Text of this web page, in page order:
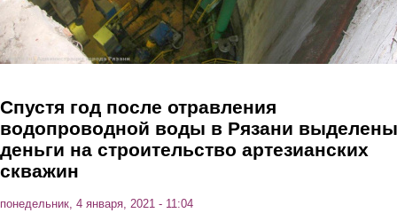
Спустя год после отравления
водопроводной воды в Рязани выделены
деньги на строительство артезианских
скважин
понедельник, 4 января, 2021 - 11:04